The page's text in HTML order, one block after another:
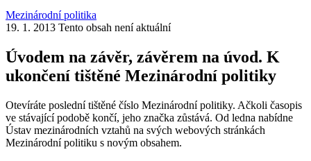
Mezinárodní politika
19. 1. 2013 Tento obsah není aktuální
Úvodem na závěr, závěrem na úvod. K
ukončení tištěné Mezinárodní politiky
Otevíráte poslední tištěné číslo Mezinárodní politiky. Ačkoli časopis
ve stávající podobě končí, jeho značka zůstává. Od ledna nabídne
Ústav mezinárodních vztahů na svých webových stránkách
Mezinárodní politiku s novým obsahem.